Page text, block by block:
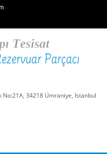
34218 Ümraniye, İstanbul